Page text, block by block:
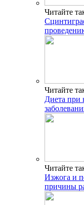
Читайте
Читайте
Диета при
Читайте
Изжога и
причины